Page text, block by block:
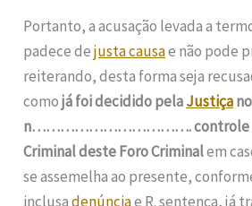
Portanto, a acusação levada a
padece dejusta causae não pode
reiterando, desta forma seja
comojá foi decidido pelaJustiça
n……………………………. controle
Criminal deste Foro Criminalem
se assemelha ao presente,
inclusadenúnciae R. sentença, já